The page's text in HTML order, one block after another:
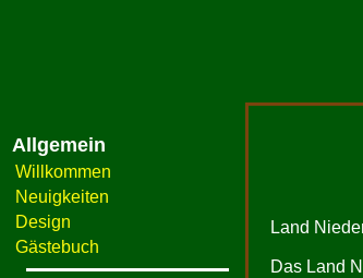
Allgemein
Willkommen
Neuigkeiten
Design
Gästebuch
Land
Das Land